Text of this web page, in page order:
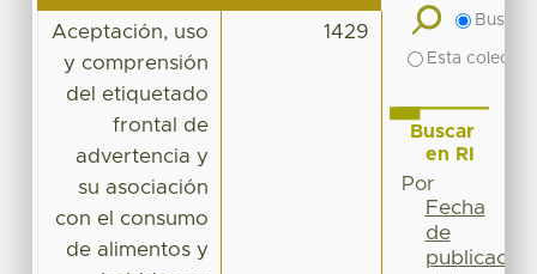
Aceptación, uso
y comprensión
del etiquetado
frontal de
advertencia y
su asociación
con el consumo
de alimentos y
1429
Buscar
Esta
Buscar
en RI
Por
Fecha
de
publicación